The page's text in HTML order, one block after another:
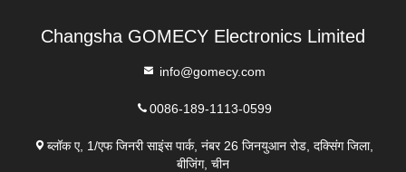
Changsha GOMECY Electronics Limited
info@gomecy.com
0086-189-1113-0599
ब्लॉक ए, 1/एफ जिनरी साइंस पार्क, नंबर 26 जिनयुआन रोड, दक्सिंग जिला,
बीजिंग, चीन